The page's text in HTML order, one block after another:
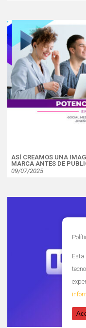
ASÍ CREAMOS UNA
MARCA ANTES DE
09/07/2025